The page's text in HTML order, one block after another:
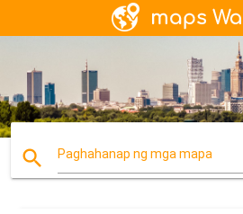
search Paghahanap ng mga mapa